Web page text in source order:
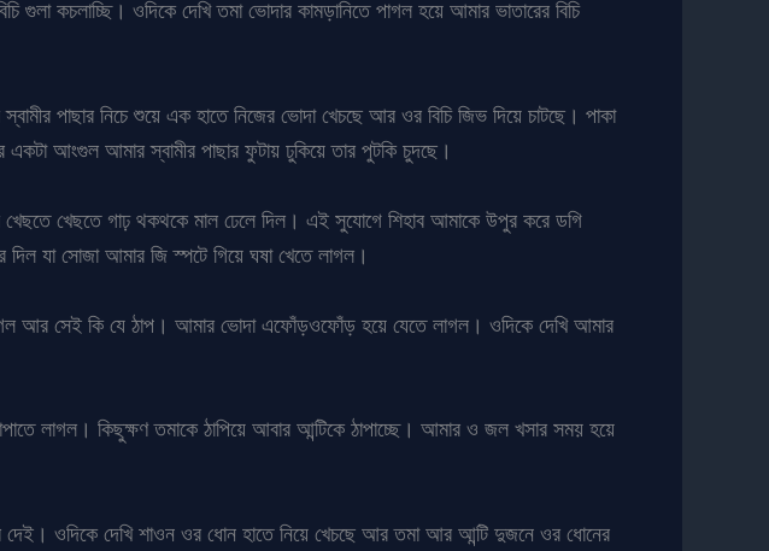
কচলাচ্ছি। ওদিকে দেখি তমা ভোদার কামড়ানিতে পাগল হয়ে আমার ভাতারের বিচি
পাছার নিচে শুয়ে এক হাতে নিজের ভোদা খেচছে আর ওর বিচি জিভ দিয়ে চাটছে। পাকা
আংগুল আমার স্বামীর পাছার ফুটায় ঢুকিয়ে তার পুটকি চুদছে।
খেছতে গাঢ় থকথকে মাল ঢেলে দিল। এই সুযোগে শিহাব আমাকে উপুর করে ডগি
দিল যা সোজা আমার জি স্পটে গিয়ে ঘষা খেতে লাগল।
আর সেই কি যে ঠাপ। আমার ভোদা এফোঁড়ওফোঁড় হয়ে যেতে লাগল। ওদিকে দেখি আমার
লাগল। কিছুক্ষণ তমাকে ঠাপিয়ে আবার আন্টিকে ঠাপাচ্ছে। আমার ও জল খসার সময় হয়ে
দেই। ওদিকে দেখি শাওন ওর ধোন হাতে নিয়ে খেচছে আর তমা আর আন্টি দুজনে ওর ধোনের